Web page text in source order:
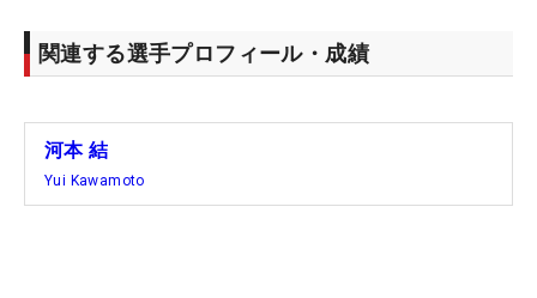
関連する選手プロフィール・成績
河本 結
Yui Kawamoto